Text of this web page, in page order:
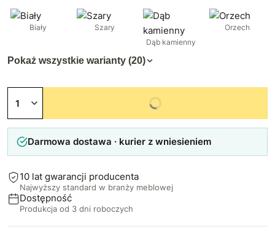
Biały
Szary
Dąb kamienny
Orzech
Pokaż wszystkie warianty (20)
Niedostępny
Darmowa dostawa · kurier z wniesieniem
10 lat gwarancji producenta
Najwyższy standard w branży meblowej
Dostępność
Produkcja od 3 dni roboczych